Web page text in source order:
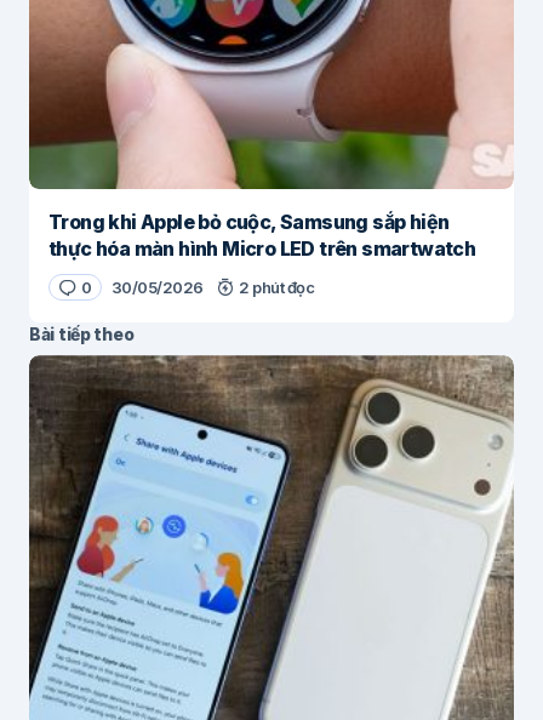
Trong khi Apple bỏ cuộc, Samsung sắp hiện
thực hóa màn hình Micro LED trên smartwatch
0 30/05/2026 2 phút đọc
Bài tiếp theo